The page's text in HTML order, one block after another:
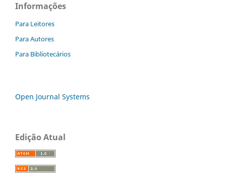
Informações
Para Leitores
Para Autores
Para Bibliotecários
Open Journal Systems
Edição Atual